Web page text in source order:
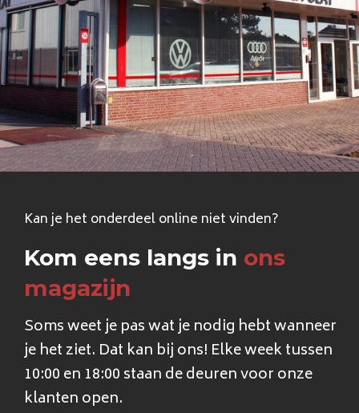
Kan je het onderdeel online niet vinden?
Kom eens langs in ons
magazijn
Soms weet je pas wat je nodig hebt wanneer
je het ziet. Dat kan bij ons! Elke week tussen
10:00 en 18:00 staan de deuren voor onze
klanten open.